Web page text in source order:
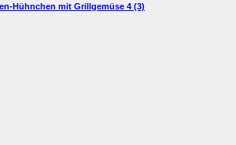
Hühnchen mit Grillgemüse 4 (3)